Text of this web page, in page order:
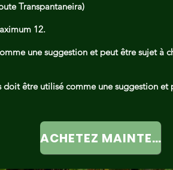
Transpantaneira)
12.
une suggestion et peut être sujet à
être utilisé comme une suggestion et
ACHETEZ MAINTENANT